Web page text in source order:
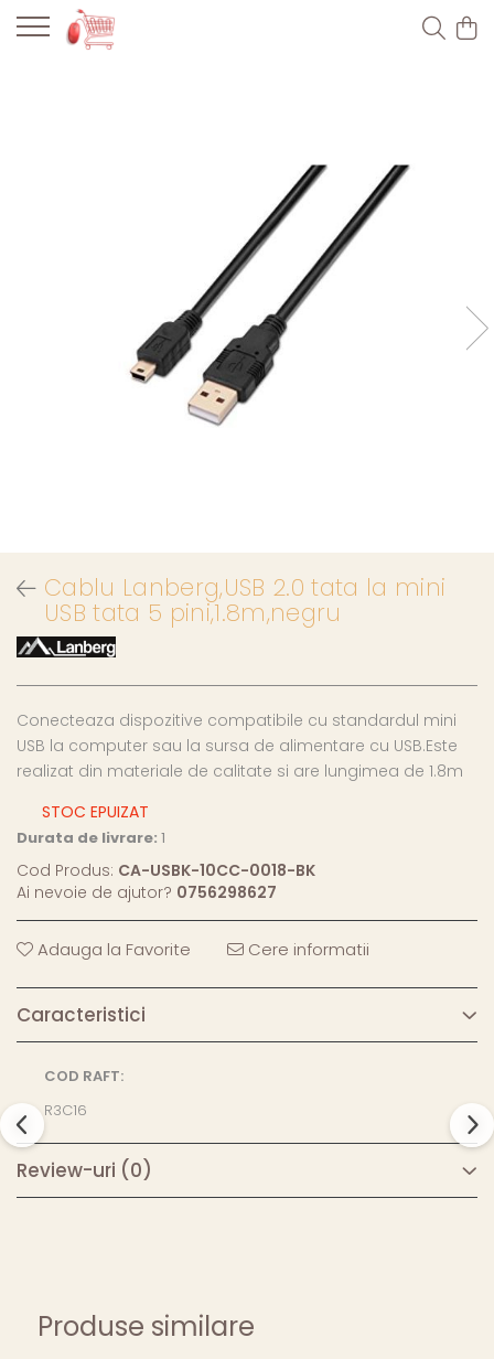
Cablu Lanberg,USB 2.0 tata la mini
USB tata 5 pini,1.8m,negru
Conecteaza dispozitive compatibile cu standardul mini
USB la computer sau la sursa de alimentare cu USB.Este
realizat din materiale de calitate si are lungimea de 1.8m
STOC EPUIZAT
Durata de livrare: 1
Cod Produs: CA-USBK-10CC-0018-BK
Ai nevoie de ajutor? 0756298627
Adauga la Favorite Cere informatii
Caracteristici
COD RAFT:
R3C16
Review-uri (0)
Produse similare